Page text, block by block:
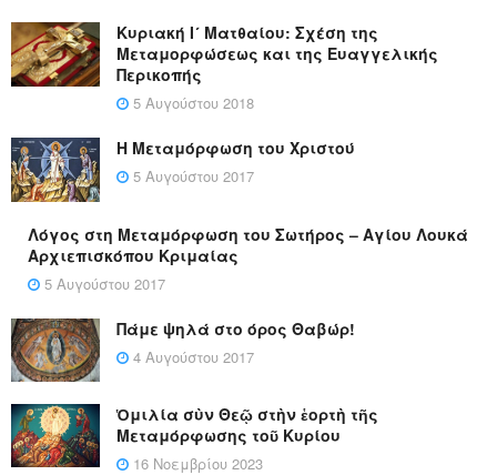
Κυριακή Ι´ Ματθαίου: Σχέση της
Μεταμορφώσεως και της Ευαγγελικής
Περικοπής
5 Αυγούστου 2018
Η Μεταμόρφωση του Χριστού
5 Αυγούστου 2017
Λόγος στη Μεταμόρφωση του Σωτήρος – Αγίου Λουκά
Αρχιεπισκόπου Κριμαίας
5 Αυγούστου 2017
Πάμε ψηλά στο όρος Θαβώρ!
4 Αυγούστου 2017
Ὁμιλία σὺν Θεῷ στὴν ἑορτὴ τῆς
Μεταμόρφωσης τοῦ Κυρίου
16 Νοεμβρίου 2023